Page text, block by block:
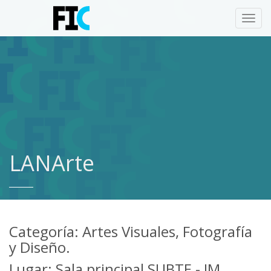
LANArte
Categoría: Artes Visuales, Fotografía
y Diseño.